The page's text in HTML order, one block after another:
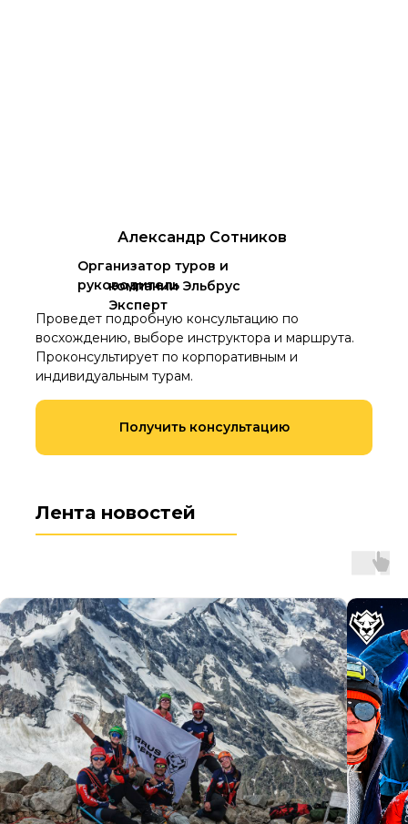
Проведет подробную консультацию по
восхождению, выборе инструктора и маршрута.
Проконсультирует по корпоративным и
индивидуальным турам.
Организатор туров и
руководитель
Александр Сотников
Получить консультацию
компании Эльбрус
Эксперт
Лента новостей